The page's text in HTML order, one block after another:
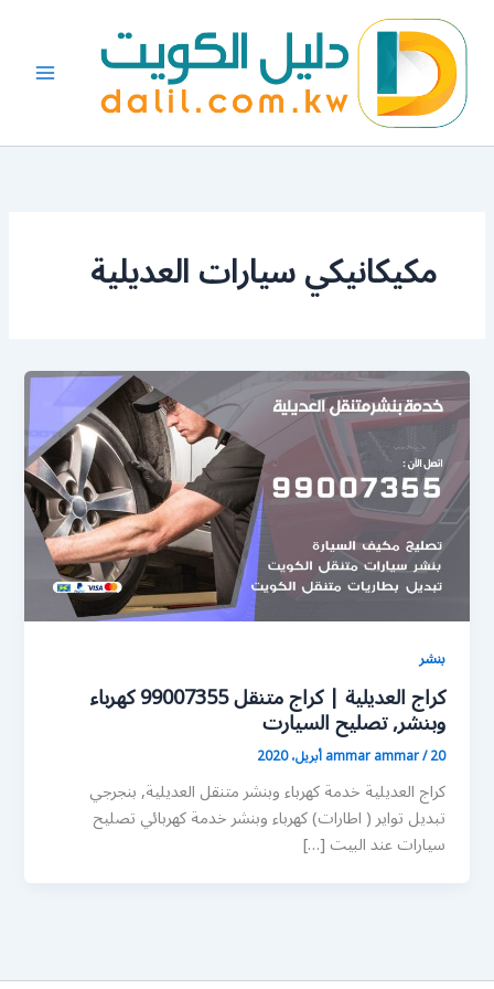
المحتوى
مكيكانيكي سيارات العديلية
بنشر
كراج العديلية | كراج متنقل 99007355 كهرباء
وبنشر, تصليح السيارت
ammar ammar/20 أبريل، 2020
كراج العديلية خدمة كهرباء وبنشر متنقل العديلية, بنجرجي
تبديل تواير ( اطارات) كهرباء وبنشر خدمة كهربائي تصليح
سيارات عند البيت […]